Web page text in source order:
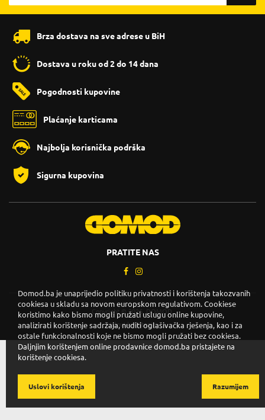
Brza dostava na sve adrese u BiH
Dostava u roku od 2 do 14 dana
Pogodnosti kupovine
Plaćanje karticama
Najbolja korisnička podrška
Sigurna kupovina
PRATITE NAS
Copyright © 2026. DOMOD.
Uslovi korištenja.
Domod.ba je unaprijedio politiku privatnosti i korištenja takozvanih
cookiesa u skladu sa novom europskom regulativom. Cookiese
koristimo kako bismo mogli pružati uslugu online kupovine,
analizirati korištenje sadržaja, nuditi oglašivačka rješenja, kao i za
ostale funkcionalnosti koje ne bismo mogli pružati bez cookiesa.
Daljnjim korištenjem online prodavnice domod.ba pristajete na
korištenje cookiesa.
Razumijem
Uslovi korištenja